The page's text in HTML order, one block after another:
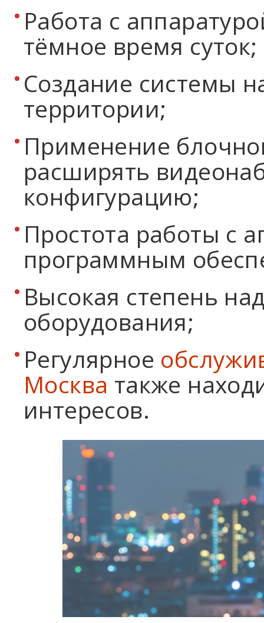
Работа с
тёмное время суток;
Создание системы
территории;
Применение
расширять
конфигурацию;
Простота работы с
программным
Высокая степень
оборудования;
Регулярное
Москва также
интересов.